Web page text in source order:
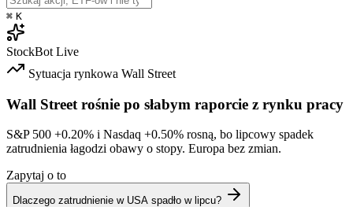
⌘ K
StockBot Live
Sytuacja rynkowa Wall Street
Wall Street rośnie po słabym raporcie z rynku pracy
S&P 500 +0.20% i Nasdaq +0.50% rosną, bo lipcowy spadek
zatrudnienia łagodzi obawy o stopy. Europa bez zmian.
Zapytaj o to
Dlaczego zatrudnienie w USA spadło w lipcu?